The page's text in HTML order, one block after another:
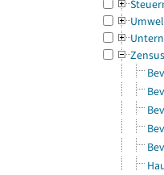
Zensus